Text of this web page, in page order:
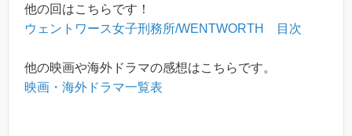
他の回はこちらです！
ウェントワース女子刑務所/WENTWORTH 目次
他の映画や海外ドラマの感想はこちらです。
映画・海外ドラマ一覧表